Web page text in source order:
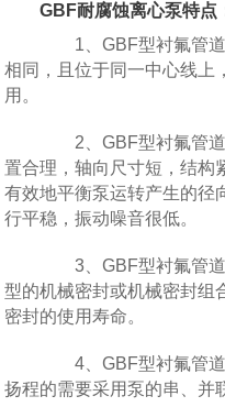
GBF耐腐蚀离心泵特点
1、GBF型衬氟管道
相同，且位于同一中心线上
用。
2、GBF型衬氟管道
置合理，轴向尺寸短，结构
有效地平衡泵运转产生的径
行平稳，振动噪音很低。
3、GBF型衬氟管道
型的机械密封或机械密封组
密封的使用寿命。
4、GBF型衬氟管道
扬程的需要采用泵的串、并